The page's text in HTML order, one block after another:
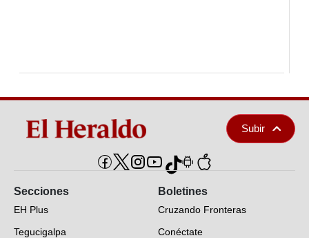
Subir
Secciones
EH Plus
Tegucigalpa
Boletines
Cruzando Fronteras
Conéctate